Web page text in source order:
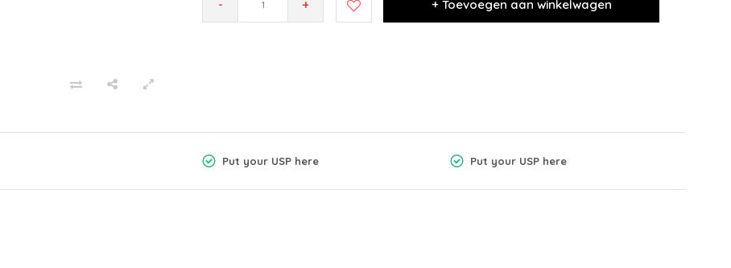
- + + Toevoegen aan winkelwagen
Put your USP here Put your USP here